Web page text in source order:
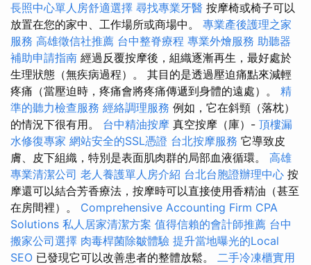
長照中心單人房舒適選擇 尋找專業牙醫 按摩椅或椅子可以
放置在您的家中、工作場所或商場中。 專業產後護理之家
服務 高雄徵信社推薦 台中整脊療程 專業外燴服務 助聽器
補助申請指南 經過反覆按摩後，組織逐漸再生，最好處於
生理狀態（無疾病過程）。 其目的是透過壓迫痛點來減輕
疼痛（當壓迫時，疼痛會將疼痛傳遞到身體的遠處）。 精
準的聽力檢查服務 經絡調理服務 例如，它在斜頸（落枕）
的情況下很有用。 台中精油按摩 真空按摩（庫）- 頂樓漏
水修復專家 網站安全的SSL憑證 台北按摩服務 它導致皮
膚、皮下組織，特別是表面肌肉群的局部血液循環。 高雄
專業清潔公司 老人養護單人房介紹 台北台胞證辦理中心 按
摩還可以結合芳香療法，按摩時可以直接使用香精油（甚至
在房間裡）。 Comprehensive Accounting Firm CPA
Solutions 私人居家清潔方案 值得信賴的會計師推薦 台中
搬家公司選擇 肉毒桿菌除皺體驗 提升當地曝光的Local
SEO 已發現它可以改善患者的整體放鬆。 二手冷凍櫃實用